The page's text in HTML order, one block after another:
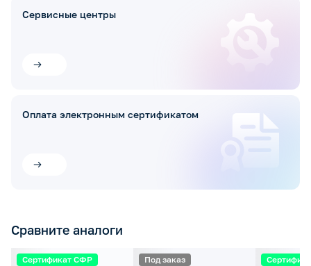
Сервисные центры
Оплата электронным сертификатом
Сравните аналоги
Сертификат СФР Под заказ